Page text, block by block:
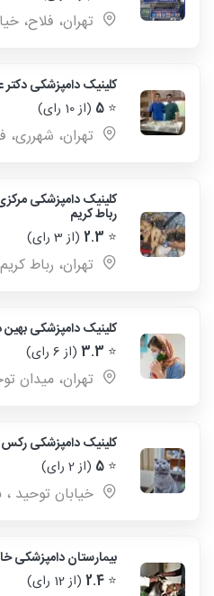
تهران، فلاح،
کلینیک دامپزشکی
⭐
5 (از 10 رای)
تهران، شهرری،
کلینیک دامپزشکی
رباط کریم
⭐
2.3 (از 3 رای)
تهران، رباط
کلینیک دامپزشکی بهین
⭐
3.3 (از 6 رای)
تهران، میدان
کلینیک دامپزشکی رکس
⭐
5 (از 2 رای)
خیابان توحید ،
بیمارستان دامپزشکی
⭐
2.4 (از 12 رای)